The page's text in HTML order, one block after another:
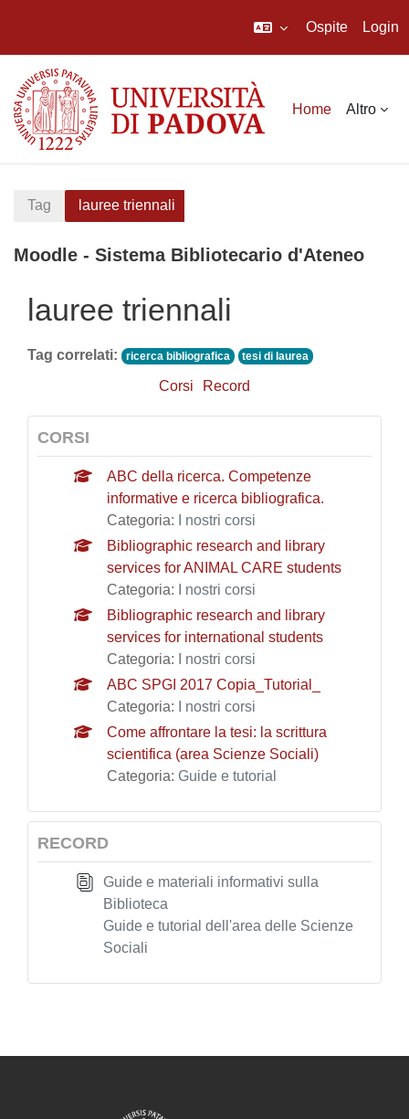
Ospite Login
Home Altro
Tag lauree triennali
Moodle - Sistema Bibliotecario d'Ateneo
lauree triennali
Tag correlati: ricerca bibliografica tesi di laurea
Corsi Record
CORSI
ABC della ricerca. Competenze
informative e ricerca bibliografica.
Categoria:
I nostri corsi
Bibliographic research and library
services for ANIMAL CARE students
Categoria:
I nostri corsi
Bibliographic research and library
services for international students
Categoria:
I nostri corsi
ABC SPGI 2017 Copia_Tutorial_
Categoria:
I nostri corsi
Come affrontare la tesi: la scrittura
scientifica (area Scienze Sociali)
Categoria: Guide e tutorial
RECORD
Guide e materiali informativi sulla
Biblioteca
Guide e tutorial dell'area delle Scienze
Sociali